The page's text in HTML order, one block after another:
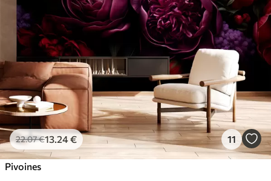
22.07€13 .24€ 11
Pivoines